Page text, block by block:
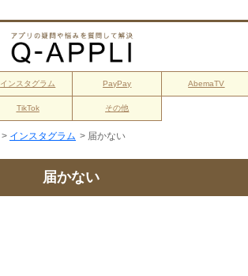
インスタグラム PayPay AbemaTV
TikTok その他
> インスタグラム > 届かない
届かない